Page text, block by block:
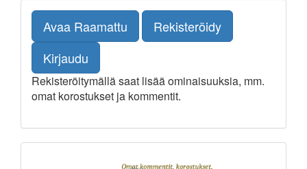
Avaa Raamattu
Rekisteröidy
Kirjaudu
Rekisteröitymällä saat lisää ominaisuuksia, mm.
omat korostukset ja kommentit.